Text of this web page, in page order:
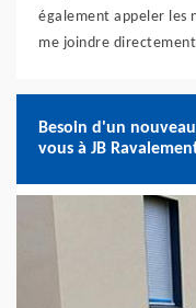
également appeler les
me joindre
Besoin d'un
vous à JB